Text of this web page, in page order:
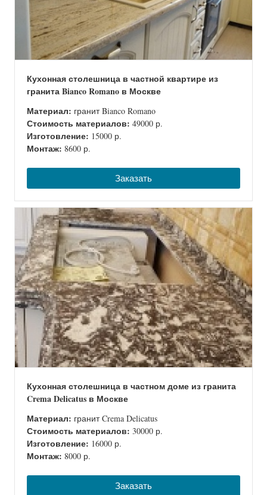
Кухонная столешница в частной квартире из
гранита Bianco Romano в Москве
Материал: гранит Bianco Romano
Стоимость материалов: 49000 р.
Изготовление: 15000 р.
Монтаж: 8600 р.
Заказать
Кухонная столешница в частном доме из гранита
Crema Delicatus в Москве
Материал: гранит Crema Delicatus
Стоимость материалов: 30000 р.
Изготовление: 16000 р.
Монтаж: 8000 р.
Заказать